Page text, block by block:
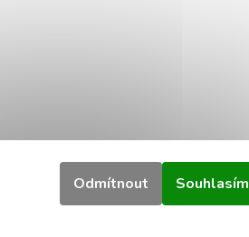
Odmítnout Souhlasím